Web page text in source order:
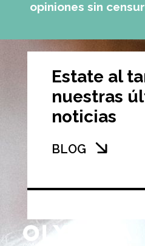
opiniones sin
Estate al
nuestras
noticias
BLOG